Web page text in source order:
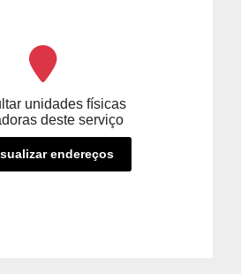
unidades físicas
deste serviço
endereços